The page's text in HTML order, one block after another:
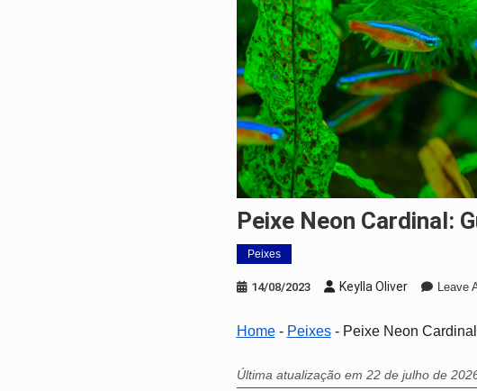
Peixe Neon Cardinal:
Peixes
14/08/2023 Keylla Oliver Leave
Home- Peixes- Peixe Neon
Última atualização em 22 de julho de